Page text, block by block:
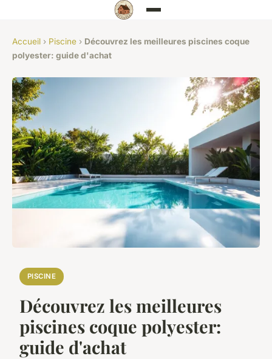
Accueil › Piscine › Découvrez les meilleures piscines coque
polyester: guide d'achat
PISCINE
Découvrez les meilleures
piscines coque polyester:
guide d'achat